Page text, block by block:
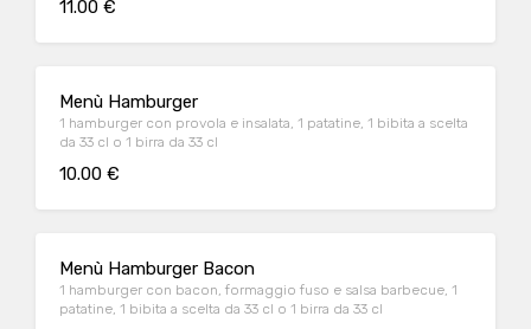
11.00 €
Menù Hamburger
1 hamburger con provola e insalata, 1 patatine, 1 bibita a scelta
da 33 cl o 1 birra da 33 cl
10.00 €
Menù Hamburger Bacon
1 hamburger con bacon, formaggio fuso e salsa barbecue, 1
patatine, 1 bibita a scelta da 33 cl o 1 birra da 33 cl